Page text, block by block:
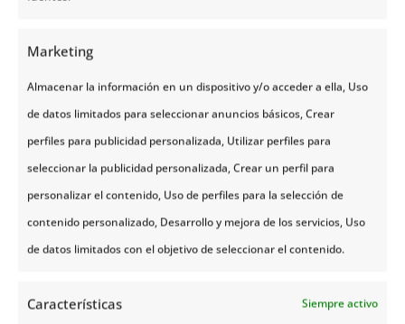
Marketing
Almacenar la información en un dispositivo y/o acceder a ella, Uso
de datos limitados para seleccionar anuncios básicos, Crear
perfiles para publicidad personalizada, Utilizar perfiles para
seleccionar la publicidad personalizada, Crear un perfil para
personalizar el contenido, Uso de perfiles para la selección de
contenido personalizado, Desarrollo y mejora de los servicios, Uso
de datos limitados con el objetivo de seleccionar el contenido.
Características Siempre activo
Safari en trineo de perros
Safari en moto de nieve por la
meseta de Finnmarksvidda
Itinerario